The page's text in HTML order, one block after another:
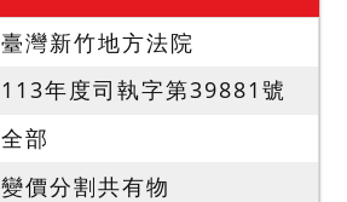
臺灣新竹地方法院
113年度司執字第39881號
全部
變價分割共有物